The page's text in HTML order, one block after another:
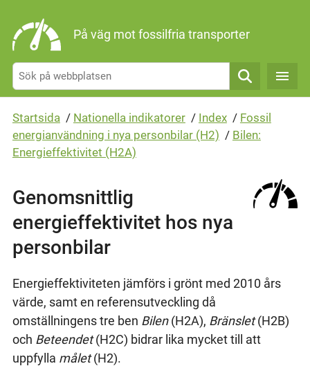
På väg mot fossilfria transporter
Sök
Startsida / Nationella indikatorer / Index / Fossil
energianvändning i nya personbilar (H2) / Bilen:
Energieffektivitet (H2A)
Genomsnittlig
energieffektivitet hos nya
personbilar
Energieffektiviteten jämförs i grönt med 2010 års
värde, samt en referensutveckling då
omställningens tre ben Bilen(H2A), Bränslet(H2B)
och Beteendet(H2C) bidrar lika mycket till att
uppfylla målet(H2).